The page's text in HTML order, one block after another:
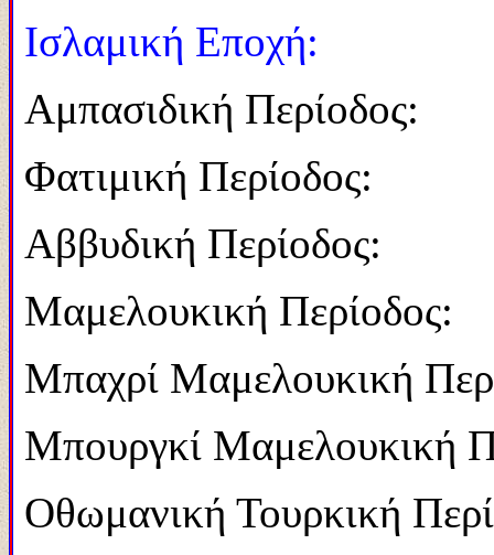
Ισλαμική Εποχή:
Αμπασιδική Περίοδος:
Φατιμική Περίοδος:
Αββυδική Περίοδος:
Μαμελουκική Περίοδος:
Μπαχρί Μαμελουκική
Μπουργκί Μαμελουκική
Οθωμανική Τουρκική